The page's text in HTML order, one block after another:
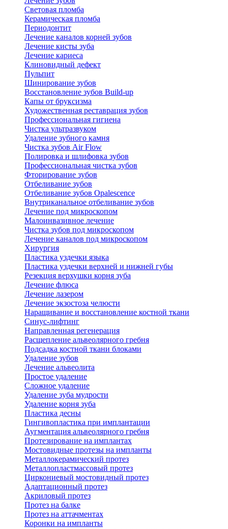
Световая пломба
Керамическая пломба
Периодонтит
Лечение каналов корней зубов
Лечение кисты зуба
Лечение кариеса
Клиновидный дефект
Пульпит
Шинирование зубов
Восстановление зубов Build-up
Капы от бруксизма
Художественная реставрация зубов
Профессиональная гигиена
Чистка ультразвуком
Удаление зубного камня
Чистка зубов Air Flow
Полировка и шлифовка зубов
Профессиональная чистка зубов
Фторирование зубов
Отбеливание зубов
Отбеливание зубов Opalescence
Внутриканальное отбеливание зубов
Лечение под микроскопом
Малоинвазивное лечение
Чистка зубов под микроскопом
Лечение каналов под микроскопом
Хирургия
Пластика уздечки языка
Пластика уздечки верхней и нижней губы
Резекция верхушки корня зуба
Лечение флюса
Лечение лазером
Лечение экзостоза челюсти
Наращивание и восстановление костной ткани
Синус-лифтинг
Направленная регенерация
Расщепление альвеолярного гребня
Подсадка костной ткани блоками
Удаление зубов
Лечение альвеолита
Простое удаление
Сложное удаление
Удаление зуба мудрости
Удаление корня зуба
Пластика десны
Гингивопластика при имплантации
Аугментация альвеолярного гребня
Протезирование на имплантах
Мостовидные протезы на импланты
Металлокерамический протез
Металлопластмассовый протез
Циркониевый мостовидный протез
Адаптационный протез
Акриловый протез
Протез на балке
Протез на аттачментах
Коронки на импланты